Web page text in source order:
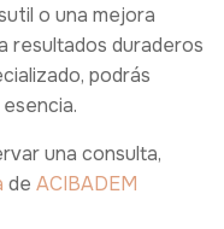
o una mejora
resultados duraderos
podrás
una consulta,
de ACIBADEM